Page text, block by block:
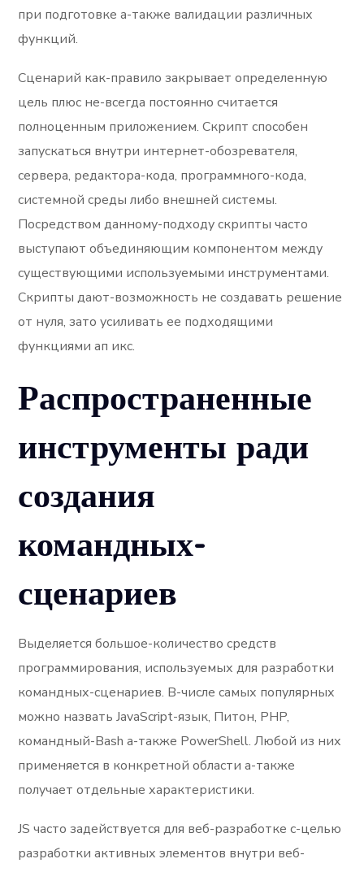
при подготовке а-также валидации различных
функций.
Сценарий как-правило закрывает определенную
цель плюс не-всегда постоянно считается
полноценным приложением. Скрипт способен
запускаться внутри интернет-обозревателя,
сервера, редактора-кода, программного-кода,
системной среды либо внешней системы.
Посредством данному-подходу скрипты часто
выступают объединяющим компонентом между
существующими используемыми инструментами.
Скрипты дают-возможность не создавать решение
от нуля, зато усиливать ее подходящими
функциями ап икс.
Распространенные
инструменты ради
создания
командных-
сценариев
Выделяется большое-количество средств
программирования, используемых для разработки
командных-сценариев. В-числе самых популярных
можно назвать JavaScript-язык, Питон, PHP,
командный-Bash а-также PowerShell. Любой из них
применяется в конкретной области а-также
получает отдельные характеристики.
JS часто задействуется для веб-разработке с-целью
разработки активных элементов внутри веб-